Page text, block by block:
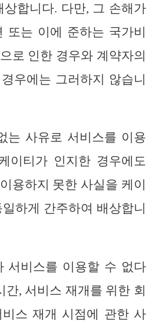
합니다. 다만, 그 손해가
또는 이에 준하는 국가비
로 인한 경우와 계약자의
우에는 그러하지 않습니
사유로 서비스를 이용
이티가 인지한 경우에도
용하지 못한 사실을 케이
하게 간주하여 배상합니
비스를 이용할 수 없다
간, 서비스 재개를 위한 회
스 재개 시점에 관한 사